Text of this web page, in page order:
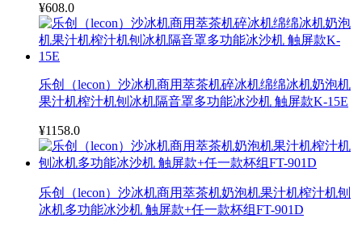
¥608.0
乐创（lecon）沙冰机商用萃茶机碎冰机绵绵冰机奶泡机
果汁机榨汁机刨冰机隔音罩多功能冰沙机 触屏款K-15E
¥1158.0
乐创（lecon）沙冰机商用萃茶机奶泡机果汁机榨汁机刨
冰机多功能冰沙机 触屏款+任一款杯组FT-901D